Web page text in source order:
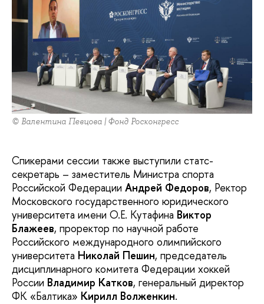
© Валентина Певцова | Фонд Росконгресс
Спикерами сессии также выступили статс-
секретарь – заместитель Министра спорта
Российской Федерации Андрей Федоров, Ректор
Московского государственного юридического
университета имени О.Е. Кутафина Виктор
Блажеев, проректор по научной работе
Российского международного олимпийского
университета Николай Пешин, председатель
дисциплинарного комитета Федерации хоккей
России Владимир Катков, генеральный директор
ФК «Балтика» Кирилл Волженкин.